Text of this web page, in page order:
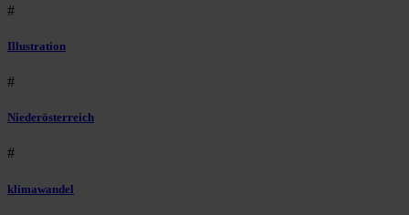
#
Illustration
#
Niederösterreich
#
klimawandel